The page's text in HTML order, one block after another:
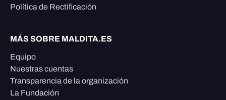
Política de Rectificación
MÁS SOBRE MALDITA.ES
Equipo
Nuestras cuentas
Transparencia de la organización
La Fundación